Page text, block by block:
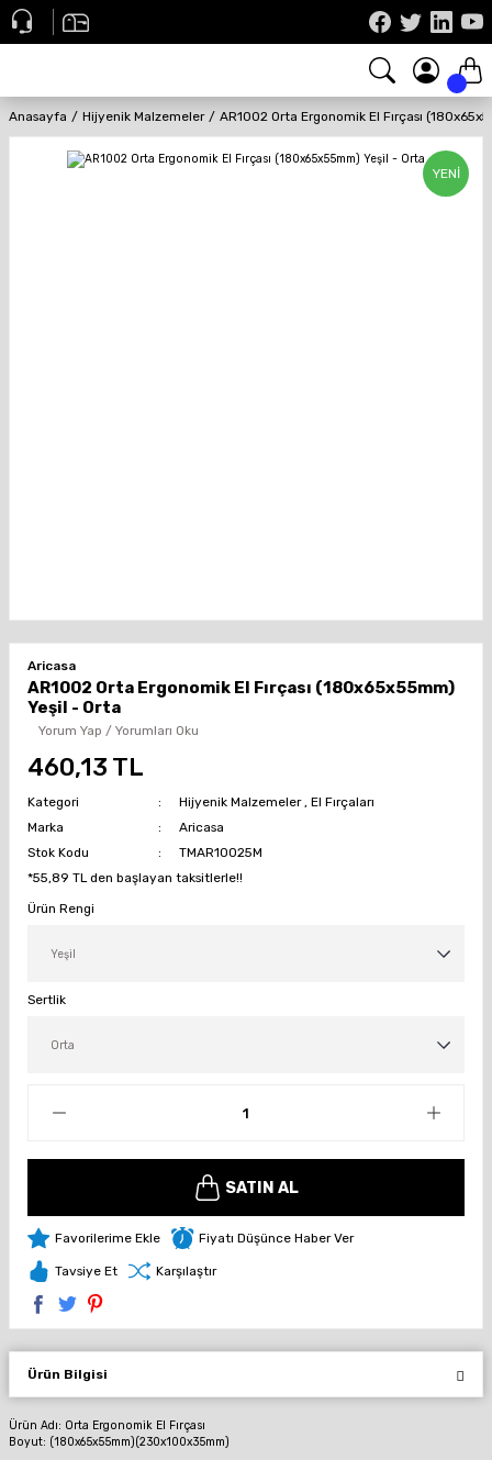
Anasayfa Hijyenik Malzemeler AR1002 Orta Ergonomik El Fırçası
YENİ
Aricasa
AR1002 Orta Ergonomik El Fırçası (180x65x55mm)
Yeşil - Orta
Yorum Yap / Yorumları Oku
460,13 TL
Kategori Hijyenik Malzemeler ,El Fırçaları
Marka
Aricasa
Stok Kodu
TMAR10025M
*55,89 TL den başlayan taksitlerle!!
Ürün Rengi
Sertlik
SATIN AL
Fiyatı Düşünce Haber Ver
Tavsiye Et Karşılaştır
Ürün Bilgisi
Ürün Adı: Orta Ergonomik El Fırçası
Boyut: (180x65x55mm)(230x100x35mm)